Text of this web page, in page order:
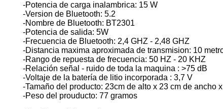
-Potencia de carga inalambrica: 15 W
-Version de Bluetooth: 5.2
-Nombre de Bluetooth: BT2301
-Potencia de salida: 5W
-Frecuencia de Bluetooth: 2,4 GHZ - 2,48 GHZ
-Distancia maxima aproximada de transmision: 10
-Rango de repuesta de frecuencia: 50 HZ - 20 KHZ
-Relación señal - ruido de toda la maquina : >75 dB
-Voltaje de la batería de litio incorporada : 3,7 V
-Tamaño del producto: 23cm de alto x 23 cm de ancho
-Peso del prouducto: 77 gramos